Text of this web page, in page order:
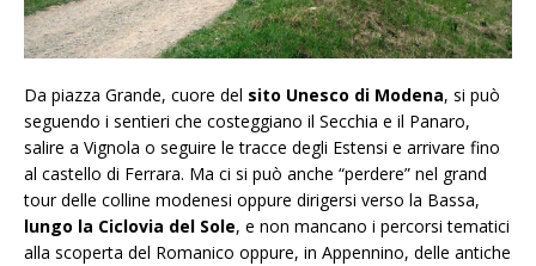
Da piazza Grande, cuore del sito Unesco di Modena, si può
seguendo i sentieri che costeggiano il Secchia e il Panaro,
salire a Vignola o seguire le tracce degli Estensi e arrivare fino
al castello di Ferrara. Ma ci si può anche “perdere” nel grand
tour delle colline modenesi oppure dirigersi verso la Bassa,
lungo la Ciclovia del Sole, e non mancano i percorsi tematici
alla scoperta del Romanico oppure, in Appennino, delle antiche